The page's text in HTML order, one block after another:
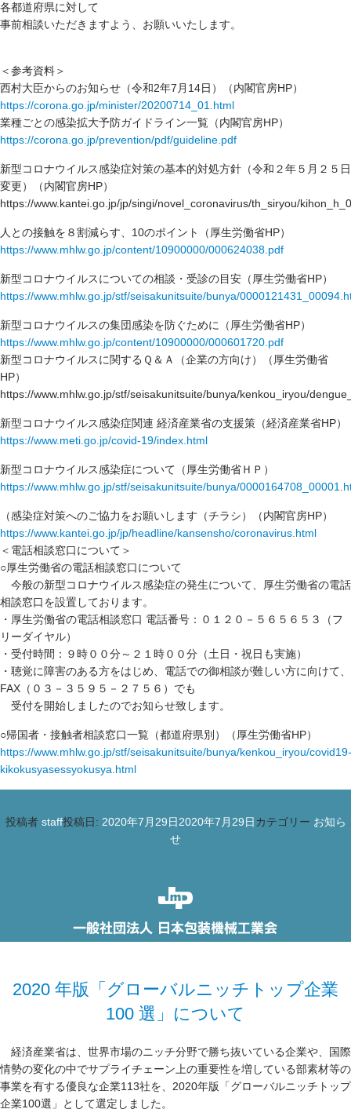
各都道府県に対して
事前相談いただきますよう、お願いいたします。
＜参考資料＞
西村大臣からのお知らせ（令和2年7月14日）（内閣官房HP）
https://corona.go.jp/minister/20200714_01.html
業種ごとの感染拡大予防ガイドライン一覧（内閣官房HP）
https://corona.go.jp/prevention/pdf/guideline.pdf
新型コロナウイルス感染症対策の基本的対処方針（令和２年５月２５日
変更）（内閣官房HP）
https://www.kantei.go.jp/jp/singi/novel_coronavirus/th_siryou/
人との接触を８割減らす、10のポイント（厚生労働省HP）
https://www.mhlw.go.jp/content/10900000/000624038.pdf
新型コロナウイルスについての相談・受診の目安（厚生労働省HP）
https://www.mhlw.go.jp/stf/seisakunitsuite/bunya/
新型コロナウイルスの集団感染を防ぐために（厚生労働省HP）
https://www.mhlw.go.jp/content/10900000/000601720.pdf
新型コロナウイルスに関するＱ＆Ａ（企業の方向け）（厚生労働省
HP）
https://www.mhlw.go.jp/stf/seisakunitsuite/bunya/kenkou_iryou/
新型コロナウイルス感染症関連 経済産業省の支援策（経済産業省HP）
https://www.meti.go.jp/covid-19/index.html
新型コロナウイルス感染症について（厚生労働省ＨＰ）
https://www.mhlw.go.jp/stf/seisakunitsuite/bunya/
（感染症対策へのご協力をお願いします（チラシ）（内閣官房HP）
https://www.kantei.go.jp/jp/headline/kansensho/coronavirus.html
＜電話相談窓口について＞
○厚生労働省の電話相談窓口について
今般の新型コロナウイルス感染症の発生について、厚生労働省の電話
相談窓口を設置しております。
・厚生労働省の電話相談窓口 電話番号：０１２０－５６５６５３（フ
リーダイヤル）
・受付時間：９時００分～２１時００分（土日・祝日も実施）
・聴覚に障害のある方をはじめ、電話での御相談が難しい方に向けて、
FAX（０３－３５９５－２７５６）でも
受付を開始しましたのでお知らせ致します。
○帰国者・接触者相談窓口一覧（都道府県別）（厚生労働省HP）
https://www.mhlw.go.jp/stf/seisakunitsuite/bunya/kenkou_iryou/covid19-
kikokusyasessyokusya.html
投稿者 staff投稿日: 2020年7月29日2020年7月29日 カテゴリー お知ら
せ
2020 年版「グローバルニッチトップ企業
100 選」について
経済産業省は、世界市場のニッチ分野で勝ち抜いている企業や、国際
情勢の変化の中でサプライチェーン上の重要性を増している部素材等の
事業を有する優良な企業113社を、2020年版「グローバルニッチトップ
企業100選」として選定しました。